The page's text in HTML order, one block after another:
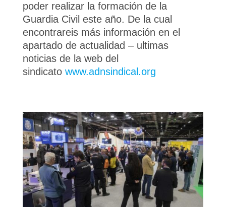
poder realizar la formación de la
Guardia Civil este año. De la cual
encontrareis más información en el
apartado de actualidad – ultimas
noticias de la web del
sindicato www.adnsindical.org